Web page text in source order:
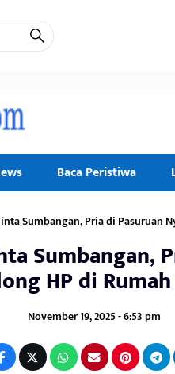
Baca Peristiwa
Sumbangan, Pria di Pasuruan
Sumbangan,
HP di
November 19, 2025 - 6:53 pm